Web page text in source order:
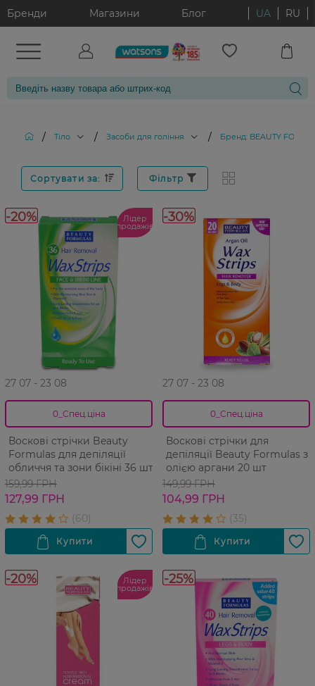
Бренди Магазини Блог UA RU
/ Тіло / Засоби для гоління / Бренд: BEAUTY
Сортувати за: Фільтр
-20% Лідер
продажів
27 07 - 23 08
0_Спец.ціна
Воскові стрічки Beauty
Formulas для депіляції
обличчя та зони бікіні 36 шт
159,99 ГРН
127,99 ГРН
-30%
27 07 - 23 08
0_Спец.ціна
Воскові стрічки для
депіляції Beauty Formulas з
олією аргани 20 шт
149,99 ГРН
104,99 ГРН
-20% Лідер
продажів
-25%